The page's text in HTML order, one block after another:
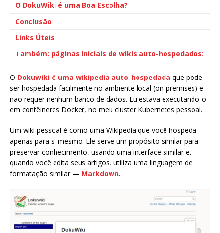
O DokuWiki é uma Boa Escolha?
Conclusão
Links Úteis
Também: páginas iniciais de wikis auto-hospedados:
O Dokuwiki é uma wikipedia auto-hospedada que pode
ser hospedada facilmente no ambiente local (on-premises) e
não requer nenhum banco de dados. Eu estava executando-o
em contêineres Docker, no meu cluster Kubernetes pessoal.
Um wiki pessoal é como uma Wikipedia que você hospeda
apenas para si mesmo. Ele serve um propósito similar para
preservar conhecimento, usando uma interface similar e,
quando você edita seus artigos, utiliza uma linguagem de
formatação similar — Markdown.